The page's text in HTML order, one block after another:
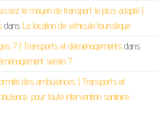
le moyen de transport le plus adapté |
dans La location de véhicule touristique
? | Transports et déménagements dans
serein ?
des ambulances | Transports et
pour toute intervention sanitaire